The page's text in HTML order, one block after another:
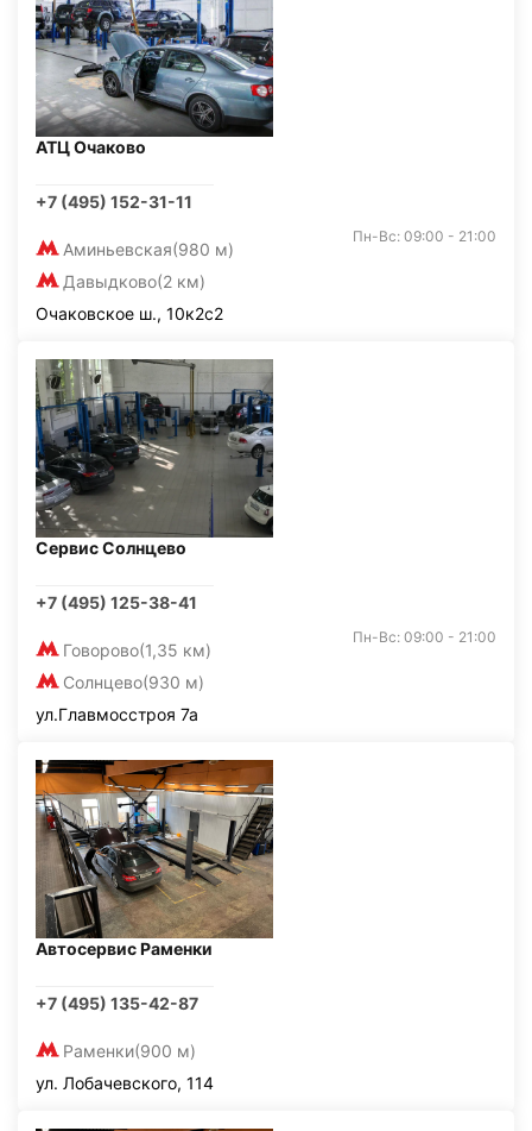
АТЦ Очаково
+7 (495) 152-31-11
Аминьевская(980 м)
Давыдково(2 км)
Пн-Вс: 09:00 - 21:00
Очаковское ш., 10к2с2
Сервис Солнцево
+7 (495) 125-38-41
Говорово(1,35 км)
Солнцево(930 м)
Пн-Вс: 09:00 - 21:00
ул.Главмосстроя 7а
Автосервис Раменки
+7 (495) 135-42-87
Раменки(900 м)
ул. Лобачевского, 114